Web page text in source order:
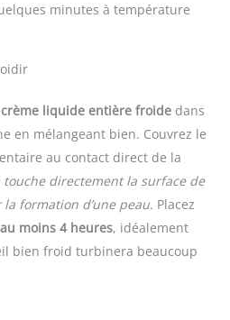
minutes à température
crème liquide entière froide dans
en mélangeant bien. Couvrez le
au contact direct de la
directement la surface de
formation d’une peau. Placez
au moins 4 heures, idéalement
bien froid turbinera beaucoup